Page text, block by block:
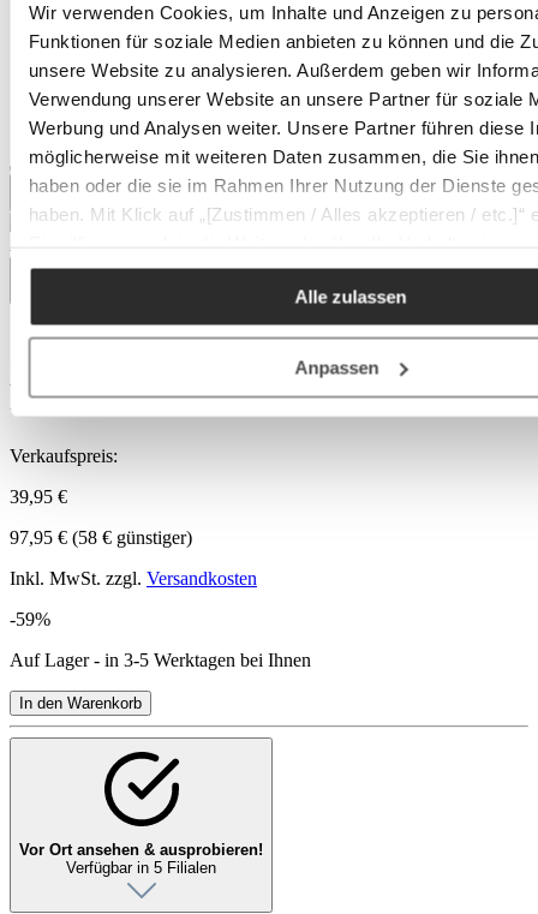
Wir verwenden Cookies, um Inhalte und Anzeigen zu
Funktionen für soziale Medien anbieten zu können und die
unsere Website zu analysieren. Außerdem geben wir
Verwendung unserer Website an unsere Partner für soziale
Werbung und Analysen weiter. Unsere Partner führen diese
möglicherweise mit weiteren Daten zusammen, die Sie
haben oder die sie im Rahmen Ihrer Nutzung der Dienste
haben. Mit Klick auf „[Zustimmen / Alles akzeptieren / etc.]“
unseren Partner, die shopware AG (Ebbinghoff 10, 48624
Deutschland), die diese Daten Ihnen nicht persönlich
aber zu eigenen Zwecken (z.B. Produktverbesserungen,
Marktverhaltensanalysen) verarbeiten darf.
Alle zulassen
Anpassen
JUST LIGHT Deckenleuchte
FLAT
Verkaufspreis:
39,95 €
97,95 € (58 € günstiger)
Inkl. MwSt. zzgl. Versandkosten
-59%
Auf Lager - in 3-5 Werktagen bei Ihnen
In den Warenkorb
Vor Ort ansehen & ausprobieren!
Verfügbar in 5 Filialen